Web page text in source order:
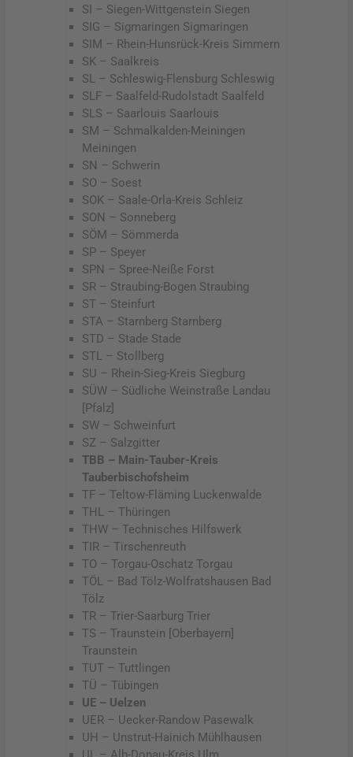
SI – Siegen-Wittgenstein Siegen
SIG – Sigmaringen Sigmaringen
SIM – Rhein-Hunsrück-Kreis Simmern
SK – Saalkreis
SL – Schleswig-Flensburg Schleswig
SLF – Saalfeld-Rudolstadt Saalfeld
SLS – Saarlouis Saarlouis
SM – Schmalkalden-Meiningen
Meiningen
SN – Schwerin
SO – Soest
SOK – Saale-Orla-Kreis Schleiz
SON – Sonneberg
SÖM – Sömmerda
SP – Speyer
SPN – Spree-Neiße Forst
SR – Straubing-Bogen Straubing
ST – Steinfurt
STA – Starnberg Starnberg
STD – Stade Stade
STL – Stollberg
SU – Rhein-Sieg-Kreis Siegburg
SÜW – Südliche Weinstraße Landau
[Pfalz]
SW – Schweinfurt
SZ – Salzgitter
TBB – Main-Tauber-Kreis
Tauberbischofsheim
TF – Teltow-Fläming Luckenwalde
THL – Thüringen
THW – Technisches Hilfswerk
TIR – Tirschenreuth
TO – Torgau-Oschatz Torgau
TÖL – Bad Tölz-Wolfratshausen Bad
Tölz
TR – Trier-Saarburg Trier
TS – Traunstein [Oberbayern]
Traunstein
TUT – Tuttlingen
TÜ – Tübingen
UE – Uelzen
UER – Uecker-Randow Pasewalk
UH – Unstrut-Hainich Mühlhausen